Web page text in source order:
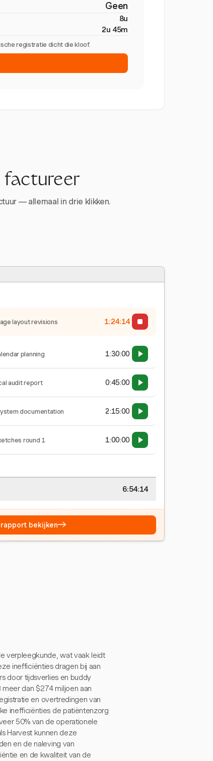
Geen
8u
2u 45m
registratie dicht die kloof.
— allemaal in drie klikken.
layout revisions 1:24:15
planning 1:30:00
audit report 0:45:00
documentation 2:15:00
round 1 1:00:00
6:54:15
bekijken→
verpleegkunde, wat vaak leidt
inefficiënties dragen bij aan
door tijdsverlies en buddy
dan $274 miljoen aan
en overtredingen van
inefficiënties de patiëntenzorg
50% van de operationele
Harvest kunnen deze
en de naleving van
en de kwaliteit van de